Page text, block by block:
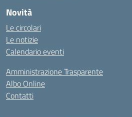
Novità
Le circolari
Le notizie
Calendario eventi
Amministrazione Trasparente
Albo Online
Contatti